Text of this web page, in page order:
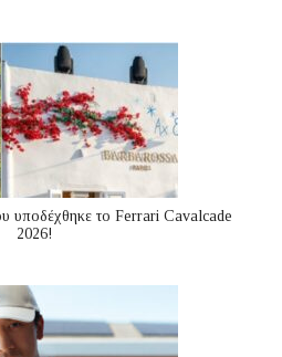
υποδέχθηκε το Ferrari Cavalcade
2026!